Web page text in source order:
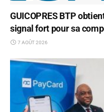
GUICOPRES BTP
signal fort pour sa
7 AOÛT 2026